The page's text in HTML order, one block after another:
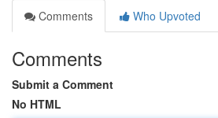
Comments
Who Upvoted
Comments
Submit a Comment
No HTML